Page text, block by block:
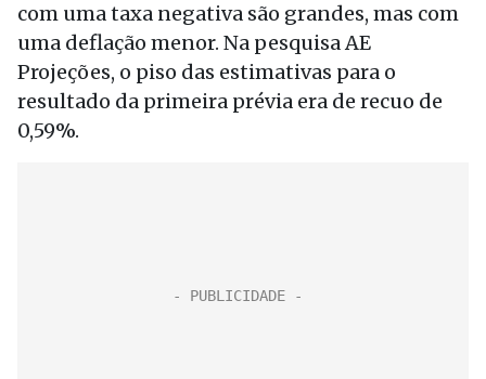
com uma taxa negativa são grandes, mas com
uma deflação menor. Na pesquisa AE
Projeções, o piso das estimativas para o
resultado da primeira prévia era de recuo de
0,59%.